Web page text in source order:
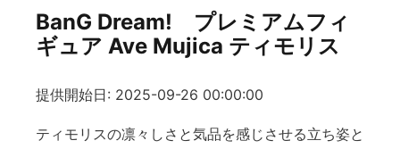
BanG Dream! プレミアムフィ
ギュア Ave Mujica ティモリス
提供開始日: 2025-09-26 00:00:00
ティモリスの凛々しさと気品を感じさせる立ち姿と